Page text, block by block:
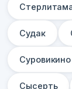
Судак
Суровикино
Сысерть